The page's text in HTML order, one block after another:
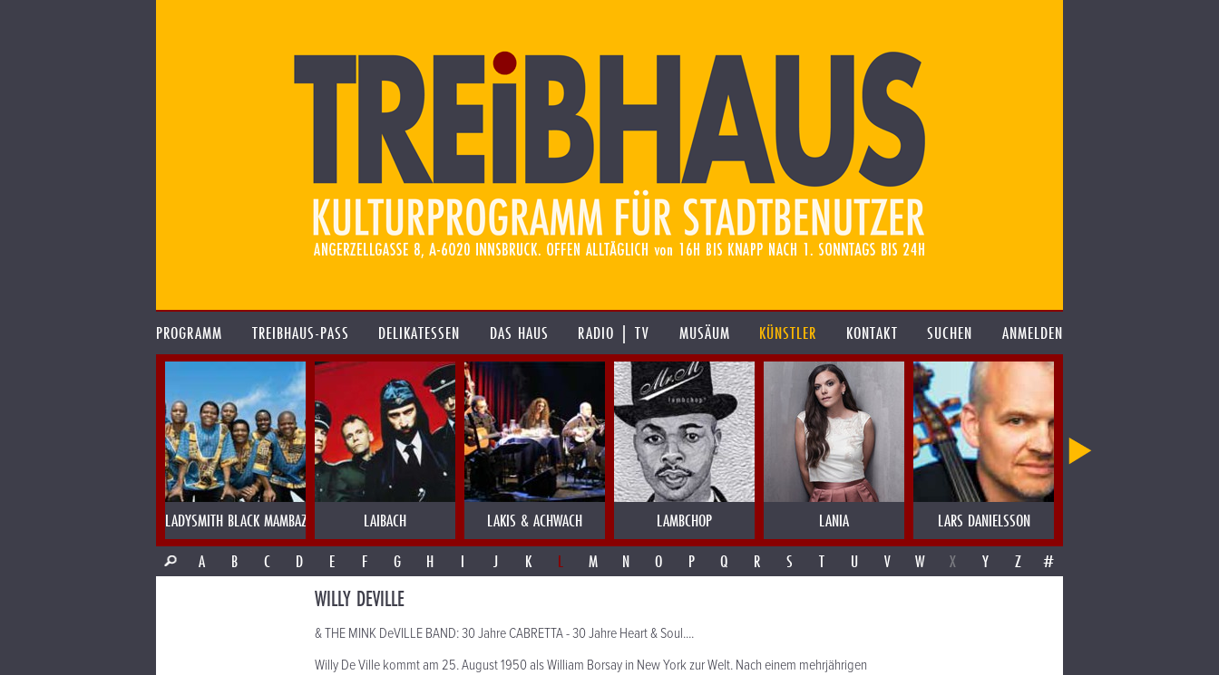
PROGRAMM TREIBHAUS-PASS DELIKATESSEN DAS HAUS RADIO | TV MUSÄUM KÜNSTLER KONTAKT SUCHEN ANMELDEN
LADYSMITH BLACK MAMBAZO LAIBACH LAKIS & ACHWACH LAMBCHOP LANIA LARS DANIELSSON
A
B C D E F G H I J K L M N O P Q R S T U V W X Y Z #
WILLY DEVILLE
& THE MINK DeVILLE BAND: 30 Jahre CABRETTA - 30 Jahre Heart & Soul....
Willy De Ville kommt am 25. August 1950 als William Borsay in New York zur Welt. Nach einem mehrjährigen